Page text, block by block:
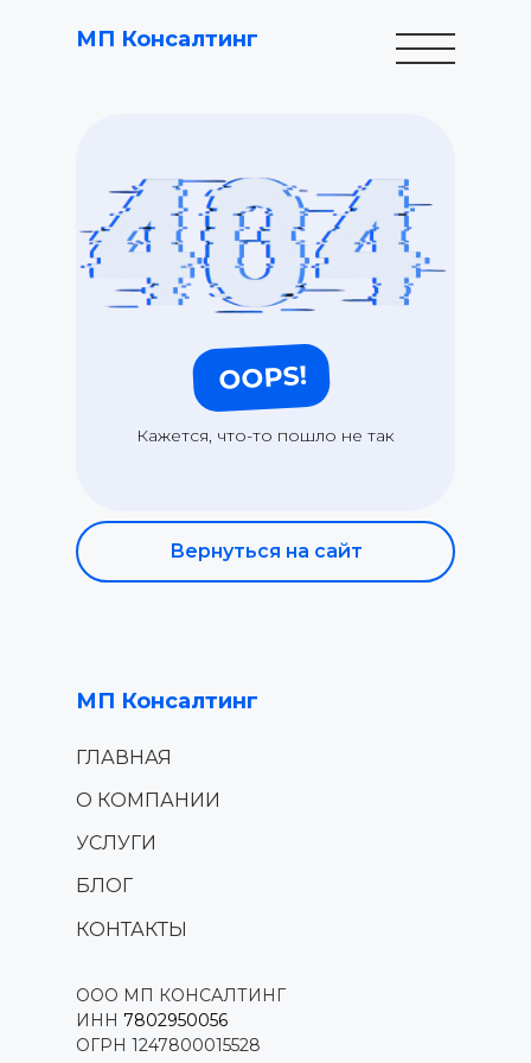
МП Консалтинг
ГЕНЕРАТОР ШТРИХКОДОВ
Кажется, что-то пошло не так
Вернуться на сайт
OOPS!
МП Консалтинг
ООО МП КОНСАЛТИНГ
ИНН 7802950056
ОГРН 1247800015528
ГЛАВНАЯ
УСЛУГИ
БЛОГ
КОНТАКТЫ
О КОМПАНИИ